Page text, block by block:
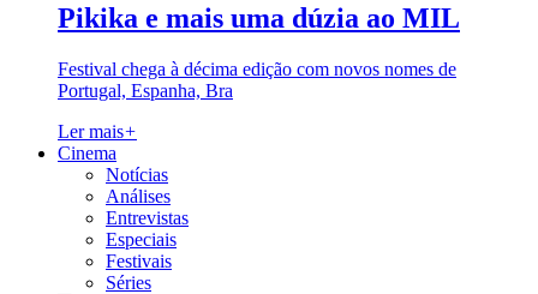
Pikika e mais uma dúzia ao MIL
Festival chega à décima edição com novos nomes de
Portugal, Espanha, Bra
Ler mais+
Cinema
Notícias
Análises
Entrevistas
Especiais
Festivais
Séries